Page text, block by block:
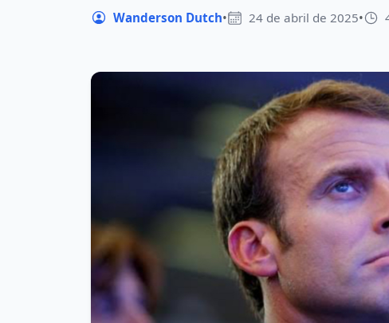
Wanderson Dutch• 24 de abril de 2025•